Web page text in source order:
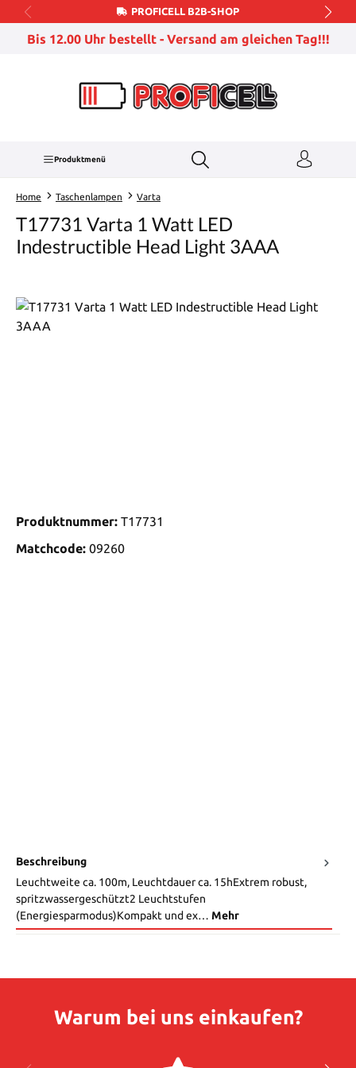
Zum Hauptinhalt springenPROFICELL B2B-SHOP
Bis 12.00 Uhr bestellt - Versand am gleichen Tag!!!
Produktmenü
Home Taschenlampen Varta
T17731 Varta 1 Watt LED
Indestructible Head Light 3AAA
Produktnummer: T17731
Matchcode: 09260
Beschreibung
Leuchtweite ca. 100m, Leuchtdauer ca. 15hExtrem robust,
spritzwassergeschützt2 Leuchtstufen
(Energiesparmodus)Kompakt und ex… Mehr
Warum bei uns einkaufen?